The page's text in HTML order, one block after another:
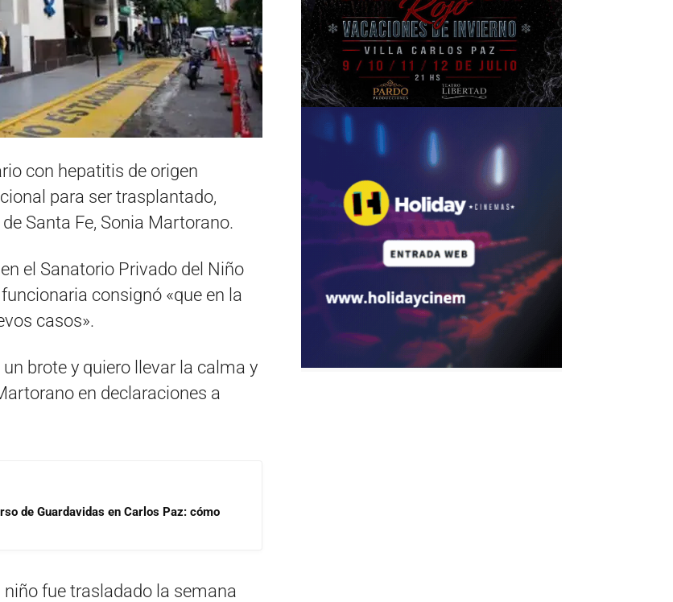
con hepatitis de origen
para ser trasplantado,
Santa Fe, Sonia Martorano.
el Sanatorio Privado del Niño
consignó «que en la
casos».
brote y quiero llevar la calma y
en declaraciones a
de Guardavidas en Carlos Paz: cómo
fue trasladado la semana